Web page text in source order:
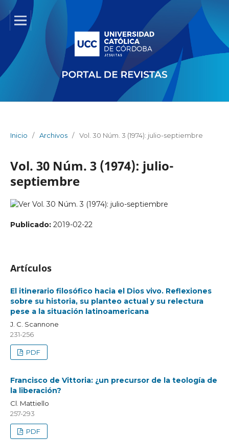
Inicio / Archivos / Vol. 30 Núm. 3 (1974): julio-septiembre
Vol. 30 Núm. 3 (1974): julio-
septiembre
Publicado: 2019-02-22
Artículos
El itinerario filosófico hacia el Dios vivo. Reflexiones
sobre su historia, su planteo actual y su relectura
pese a la situación latinoamericana
J. C. Scannone
231-256
PDF
Francisco de Vittoria: ¿un precursor de la teología de
la liberación?
Cl. Mattiello
257-293
PDF